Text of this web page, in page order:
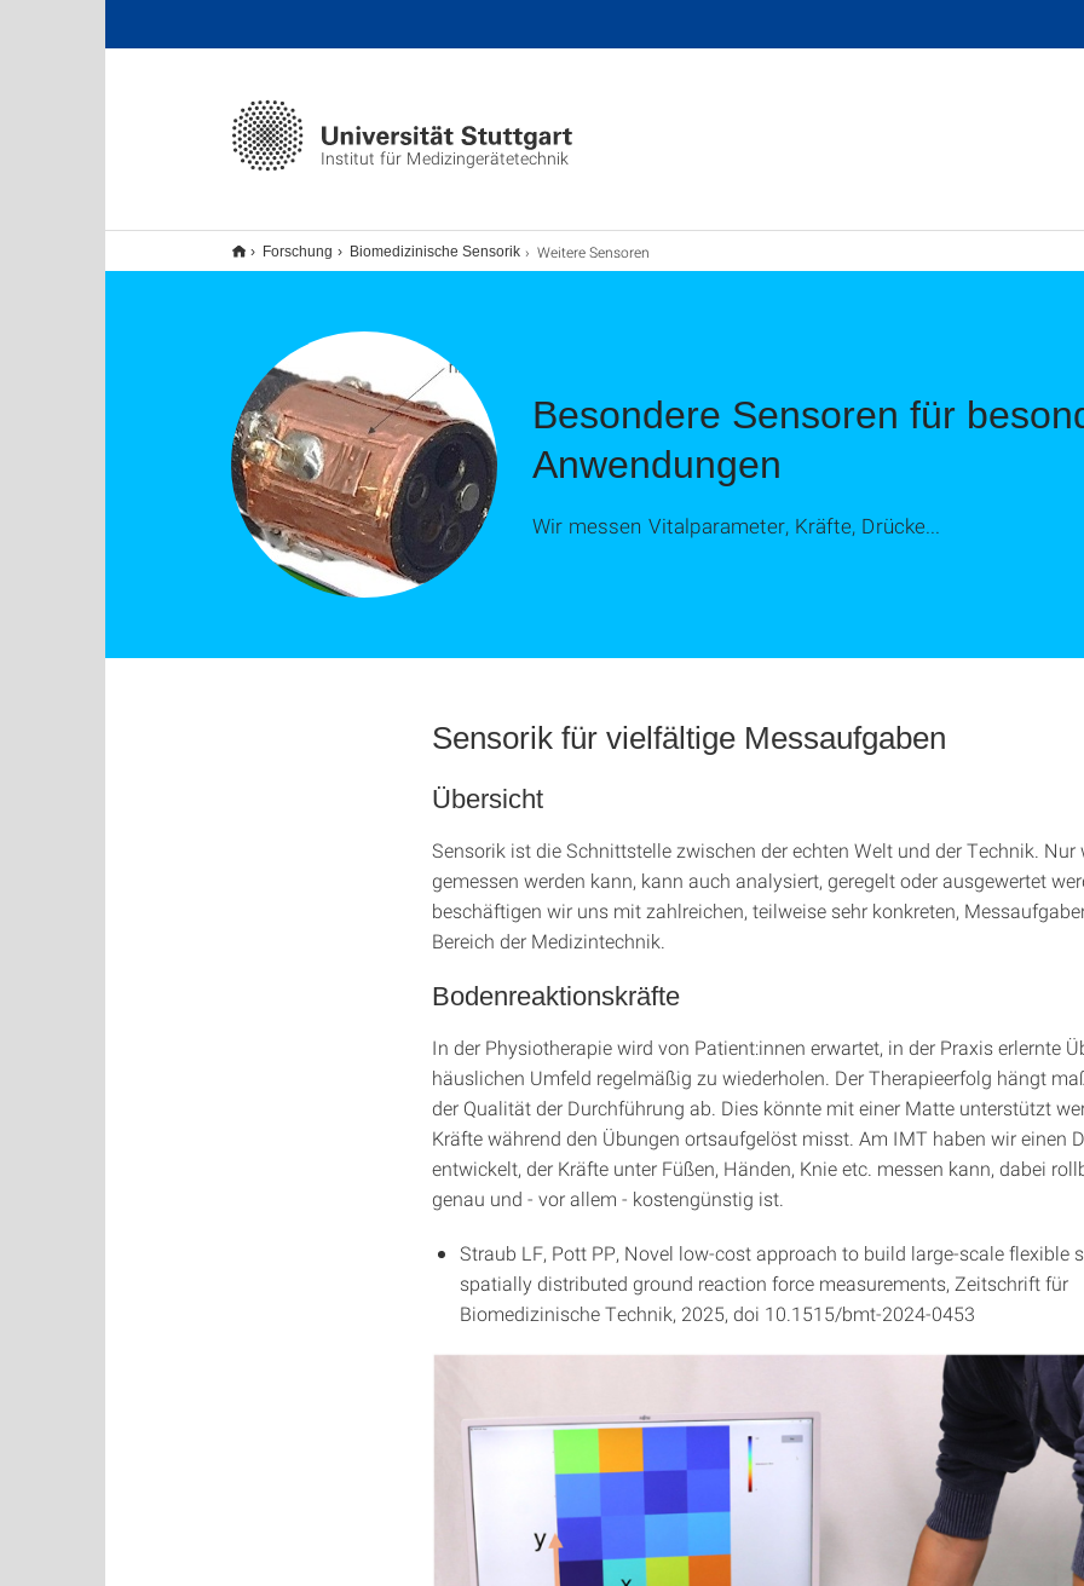
Institut für Medizingerätetechnik
Forschung Biomedizinische Sensorik Weitere Sensoren
Besondere Sensoren für
Anwendungen
Wir messen Vitalparameter, Kräfte, Drücke...
Sensorik für vielfältige Messaufgaben
Übersicht
Sensorik ist die Schnittstelle zwischen der echten Welt und der Technik. Nur
gemessen werden kann, kann auch analysiert, geregelt oder ausgewertet
beschäftigen wir uns mit zahlreichen, teilweise sehr konkreten,
Bereich der Medizintechnik.
Bodenreaktionskräfte
In der Physiotherapie wird von Patient:innen erwartet, in der Praxis erlernte
häuslichen Umfeld regelmäßig zu wiederholen. Der Therapieerfolg hängt
der Qualität der Durchführung ab. Dies könnte mit einer Matte unterstützt
Kräfte während den Übungen ortsaufgelöst misst. Am IMT haben wir einen
entwickelt, der Kräfte unter Füßen, Händen, Knie etc. messen kann, dabei
genau und - vor allem - kostengünstig ist.
Straub LF, Pott PP, Novel low-cost approach to build large-scale flexible
spatially distributed ground reaction force measurements, Zeitschrift für
Biomedizinische Technik, 2025, doi 10.1515/bmt-2024-0453